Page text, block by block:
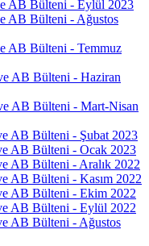
AB Bülteni - Eylül 2023
AB Bülteni - Ağustos
AB Bülteni - Temmuz
AB Bülteni - Haziran
AB Bülteni - Mart-Nisan
AB Bülteni - Şubat 2023
AB Bülteni - Ocak 2023
AB Bülteni - Aralık 2022
AB Bülteni - Kasım 2022
AB Bülteni - Ekim 2022
AB Bülteni - Eylül 2022
AB Bülteni - Ağustos